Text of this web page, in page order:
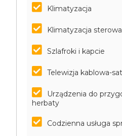
Klimatyzacja
Klimatyzacja
Szlafroki i kapcie
Telewizja kablowa-
Urządzenia do
herbaty
Codzienna usługa